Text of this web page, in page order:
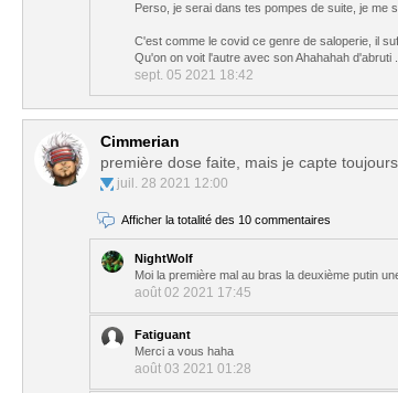
Perso, je serai dans tes pompes de suite, je me
C'est comme le covid ce genre de saloperie, il
Qu'on on voit l'autre avec son Ahahahah d'abruti
sept. 05 2021 18:42
Cimmerian
première dose faite, mais je capte
juil. 28 2021 12:00
Afficher la totalité des 10 commentaires
NightWolf
Moi la première mal au bras la deuxième putin
août 02 2021 17:45
Fatiguant
Merci a vous haha
août 03 2021 01:28